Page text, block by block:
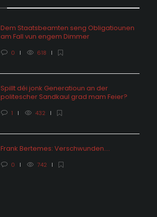
Dem Staatsbeamten seng Obligatiounen
am Fall vun engem Dimmer
0 618
Spillt déi jonk Generatioun an der
politescher Sandkaul grad mam Feier?
1 432
Frank Bertemes: Verschwunden….
0 742